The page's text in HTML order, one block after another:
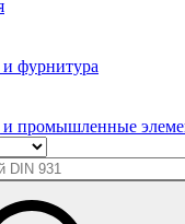
фурнитура
и промышленные